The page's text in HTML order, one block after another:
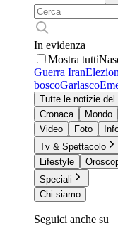
In evidenza
Mostra tutti
Guerra Iran
boscoGarlasco
Tutte le notizie del
Cronaca
Mondo
Video
Foto
Tv & Spettacolo
Lifestyle
Speciali
Chi siamo
Seguici anche su